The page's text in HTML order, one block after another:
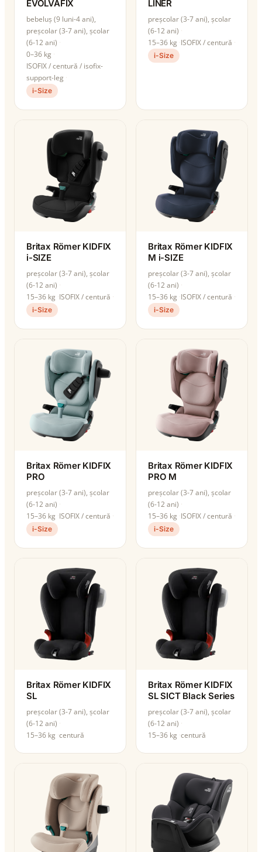
EVOLVAFIX
bebeluș (9 luni-4 ani),
preșcolar (3-7 ani), școlar
(6-12 ani)
0–36 kg
ISOFIX / centură / isofix-
support-leg
i-Size
LINER
preșcolar (3-7 ani), școlar
(6-12 ani)
15–36 kg ISOFIX / centură
i-Size
Britax Römer KIDFIX
i-SIZE
preșcolar (3-7 ani), școlar
(6-12 ani)
15–36 kg ISOFIX / centură
i-Size
Britax Römer KIDFIX
M i-SIZE
preșcolar (3-7 ani), școlar
(6-12 ani)
15–36 kg ISOFIX / centură
i-Size
Britax Römer KIDFIX
PRO
preșcolar (3-7 ani), școlar
(6-12 ani)
15–36 kg ISOFIX / centură
i-Size
Britax Römer KIDFIX
PRO M
preșcolar (3-7 ani), școlar
(6-12 ani)
15–36 kg ISOFIX / centură
i-Size
Britax Römer KIDFIX
SL
preșcolar (3-7 ani), școlar
(6-12 ani)
15–36 kg centură
Britax Römer KIDFIX
SL SICT Black Series
preșcolar (3-7 ani), școlar
(6-12 ani)
15–36 kg centură